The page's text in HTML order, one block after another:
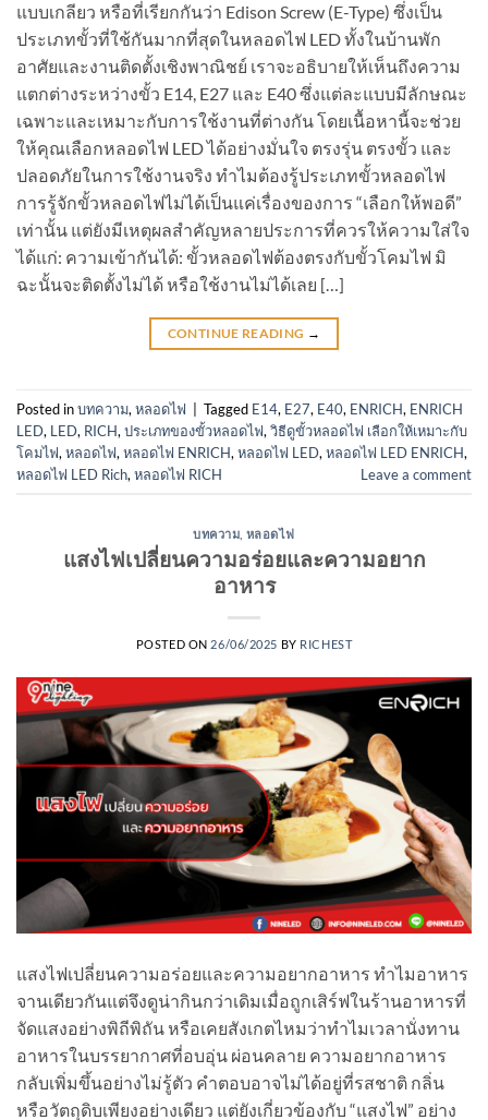
แบบเกลียว หรือที่เรียกกันว่า Edison Screw (E-Type) ซึ่งเป็น
ประเภทขั้วที่ใช้กันมากที่สุดในหลอดไฟ LED ทั้งในบ้านพัก
อาศัยและงานติดตั้งเชิงพาณิชย์ เราจะอธิบายให้เห็นถึงความ
แตกต่างระหว่างขั้ว E14, E27 และ E40 ซึ่งแต่ละแบบมีลักษณะ
เฉพาะและเหมาะกับการใช้งานที่ต่างกัน โดยเนื้อหานี้จะช่วย
ให้คุณเลือกหลอดไฟ LED ได้อย่างมั่นใจ ตรงรุ่น ตรงขั้ว และ
ปลอดภัยในการใช้งานจริง ทำไมต้องรู้ประเภทขั้วหลอดไฟ
การรู้จักขั้วหลอดไฟไม่ได้เป็นแค่เรื่องของการ “เลือกให้พอดี”
เท่านั้น แต่ยังมีเหตุผลสำคัญหลายประการที่ควรให้ความใส่ใจ
ได้แก่: ความเข้ากันได้: ขั้วหลอดไฟต้องตรงกับขั้วโคมไฟ มิ
ฉะนั้นจะติดตั้งไม่ได้ หรือใช้งานไม่ได้เลย […]
CONTINUE READING →
Posted inบทความ, หลอดไฟ Tagged E14, E27, E40, ENRICH, ENRICH
LED, LED, RICH, ประเภทของขั้วหลอดไฟ, วิธีดูขั้วหลอดไฟ เลือกให้เหมาะกับ
โคมไฟ, หลอดไฟ, หลอดไฟ ENRICH, หลอดไฟ LED, หลอดไฟ LED ENRICH,
หลอดไฟ LED Rich, หลอดไฟ RICH Leave a comment
บทความ หลอดไฟ
แสงไฟเปลี่ยนความอร่อยและความอยาก
อาหาร
POSTED ON 26/06/2025 BY RICHEST
แสงไฟเปลี่ยนความอร่อยและความอยากอาหาร ทำไมอาหาร
จานเดียวกันแต่จึงดูน่ากินกว่าเดิมเมื่อถูกเสิร์ฟในร้านอาหารที่
จัดแสงอย่างพิถีพิถัน หรือเคยสังเกตไหมว่าทำไมเวลานั่งทาน
อาหารในบรรยากาศที่อบอุ่น ผ่อนคลาย ความอยากอาหาร
กลับเพิ่มขึ้นอย่างไม่รู้ตัว คำตอบอาจไม่ได้อยู่ที่รสชาติ กลิ่น
หรือวัตถุดิบเพียงอย่างเดียว แต่ยังเกี่ยวข้องกับ “แสงไฟ” อย่าง